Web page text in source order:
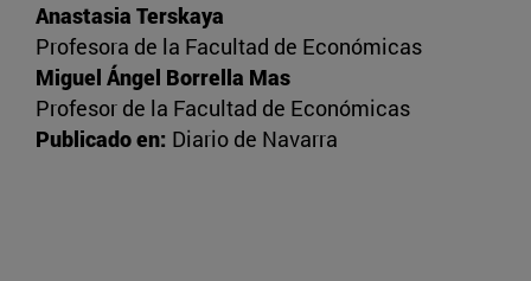
Anastasia Terskaya
Profesora de la Facultad de Económicas
Miguel Ángel Borrella Mas
Profesor de la Facultad de Económicas
Publicado en: Diario de Navarra